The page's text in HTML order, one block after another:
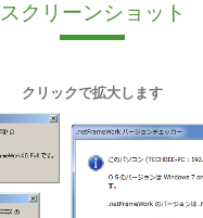
スクリーンショット
クリックで拡大します